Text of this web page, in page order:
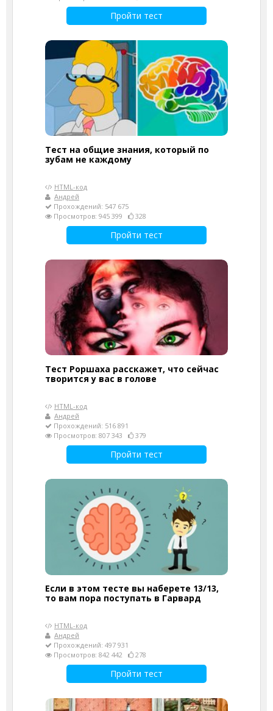
Пройти тест
Тест на общие знания, который по
зубам не каждому
HTML-код
Андрей
Прохождений: 547 675
Просмотров: 945 399
328
Пройти тест
Тест Роршаха расскажет, что сейчас
творится у вас в голове
HTML-код
Андрей
Прохождений: 516 891
Просмотров: 807 343
379
Пройти тест
Если в этом тесте вы наберете 13/13,
то вам пора поступать в Гарвард
HTML-код
Андрей
Прохождений: 497 931
Просмотров: 842 442
278
Пройти тест